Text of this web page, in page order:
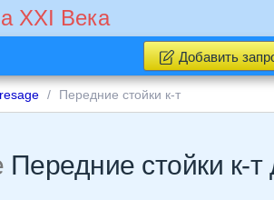
XXI Века
Добавить
Передние стойки к-т
Передние стойки к-